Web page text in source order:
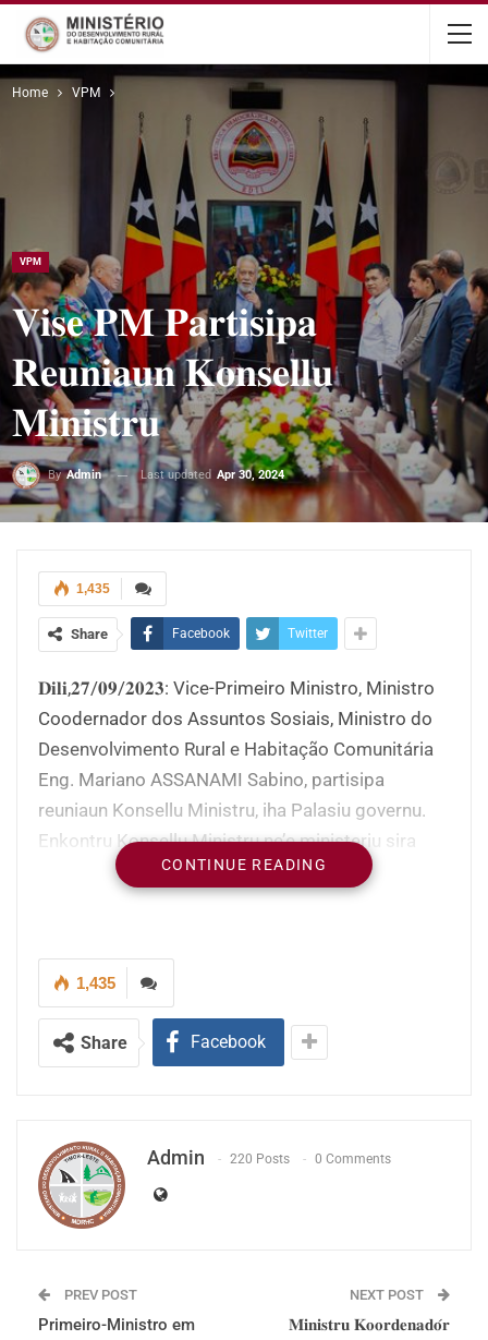
content
Home VPM
VPM
𝐕𝐢𝐬𝐞 𝐏𝐌 𝐏𝐚𝐫𝐭𝐢𝐬𝐢𝐩𝐚
𝐑𝐞𝐮𝐧𝐢𝐚𝐮𝐧 𝐊𝐨𝐧𝐬𝐞𝐥𝐥𝐮
𝐌𝐢𝐧𝐢𝐬𝐭𝐫𝐮
ByAdmin Last updated Apr 30, 2024
1,435
Share Facebook Twitter
𝐃𝐢𝐥𝐢,𝟐𝟕/𝟎𝟗/𝟐𝟎𝟐𝟑: Vice-Primeiro Ministro, Ministro
Coodernador dos Assuntos Sosiais, Ministro do
Desenvolvimento Rural e Habitação Comunitária
Eng. Mariano ASSANAMI Sabino, partisipa
reuniaun Konsellu Ministru, iha Palasiu governu.
Enkontru Konsellu Ministru ne’e ministeriu sira
aprejenta proposta projetu rezolusaun sira no
hetan aprovasaun, reuniaun ne’e lidera husi Sua
Gusmão.
𝐌𝐞𝐝𝐢𝐚 𝐕𝐏𝐌-𝐌𝐂𝐀𝐒-𝐌𝐃𝐑𝐇𝐂
CONTINUE READING
1,435
Share Facebook
Admin 220 Posts 0 Comments
PREV POST
Primeiro-Ministro em
NEXT POST
𝐌𝐢𝐧𝐢𝐬𝐭𝐫𝐮 𝐊𝐨𝐨𝐫𝐝𝐞𝐧𝐚𝐝𝐨́𝐫